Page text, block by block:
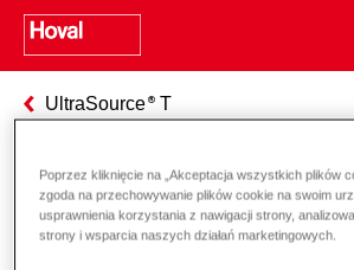
UltraSource T
Odpowiedzialność za
Poprzez kliknięcie na „Akceptacja wszystkich plików
zgoda na przechowywanie plików cookie na swoim
usprawnienia korzystania z nawigacji strony,
strony i wsparcia naszych działań marketingowych.